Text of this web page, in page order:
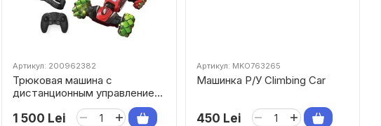
Артикул: 200962382
Трюковая машина с
дистанционным управлением
и сенсорными часами
1 500 Lei
Артикул: MKO763265
Машинка Р/У Climbing Car
450 Lei